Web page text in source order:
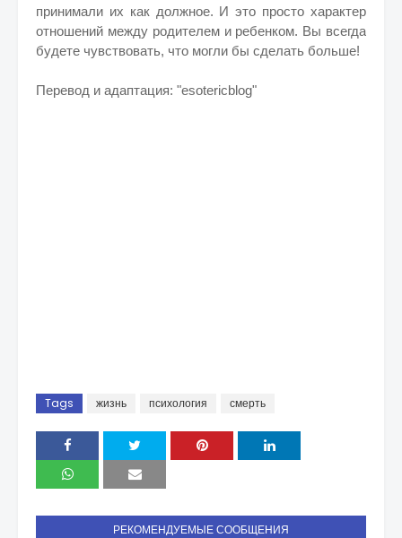
принимали их как должное. И это просто характер
отношений между родителем и ребенком. Вы всегда
будете чувствовать, что могли бы сделать больше!
Перевод и адаптация: "esotericblog"
Tags жизнь психология смерть
РЕКОМЕНДУЕМЫЕ СООБЩЕНИЯ